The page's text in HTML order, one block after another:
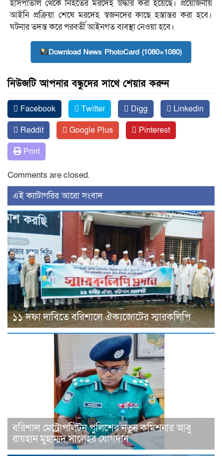
হাসপাতাল থেকে নিহতের মরদেহ উদ্ধার করা হয়েছে। প্রয়োজনীয়
আইনি প্রক্রিয়া শেষে মরদেহ স্বজনদের কাছে হস্তান্তর করা হবে।
ঘটনার তদন্ত করে পরবর্তী আইনগত ব্যবস্থা নেওয়া হবে।
Download News PhotoCard (1080×1080)
নিউজটি আপনার বন্ধুদের সাথে শেয়ার করুন
Facebook Twitter Digg
Linkedin
Reddit
Google Plus
Pinterest
Print
Comments are closed.
‍এই ক্যাটাগরির ‍আরো সংবাদ
১১ দফা দাবিতে বরিশালে ঐক্যজোটের স্মারকলিপি
বরিশাল মেট্রোপলিটন পুলিশের নতুন কমিশনার আবু
রায়হান মুহাম্মদ সালেহর যোগদান